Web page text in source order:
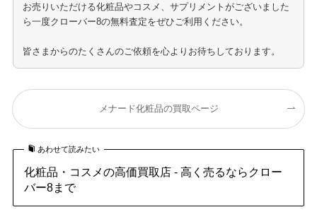
お売りいただける化粧品やコスメ、サプリメントがございました
ら一度クローバー8の無料査定をぜひご利用ください。
皆さまからのたくさんのご依頼を心よりお待ちしております。
メナード化粧品の買取ページ
あわせて読みたい
化粧品・コスメの高価買取店 - 高く売るならクロー
バー8まで